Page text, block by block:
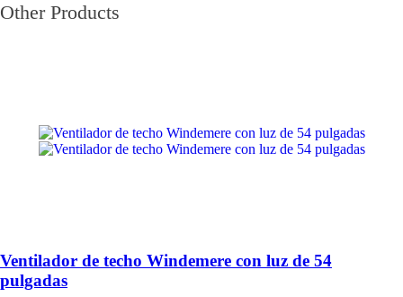
Other Products
Ventilador de techo Windemere con luz de 54
pulgadas